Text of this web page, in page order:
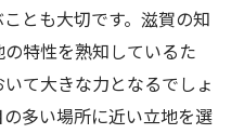
とも大切です。滋賀の知
特性を熟知しているた
て大きな力となるでしょ
多い場所に近い立地を選